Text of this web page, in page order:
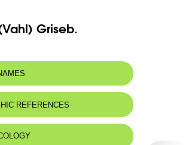
Griseb.
stolonifera J.F. Gmel.
REFERENCES